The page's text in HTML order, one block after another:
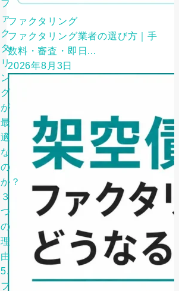
フ
ァ
ク
タ
リ
ン
グ
が
最
適
な
の
か？
３
つ
の
理
由
5.
フ
ファクタリング
ファクタリング業者の選び方｜手
数料・審査・即日...
2026年8月3日